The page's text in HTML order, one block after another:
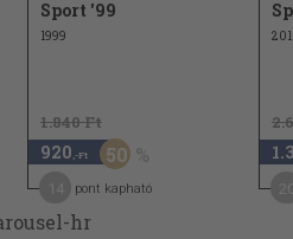
Sport '99
1999
1.840 Ft
920 ,-Ft 50
pont kapható